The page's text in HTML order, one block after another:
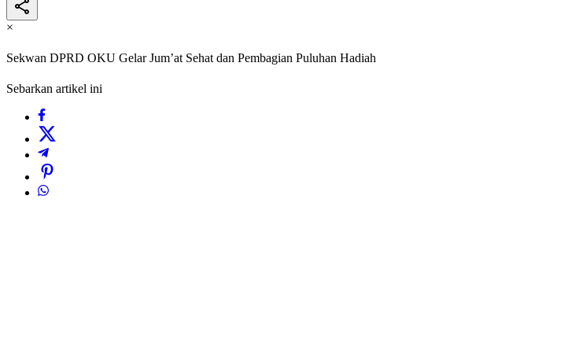
×
Sekwan DPRD OKU Gelar Jum’at Sehat dan Pembagian Puluhan Hadiah
Sebarkan artikel ini